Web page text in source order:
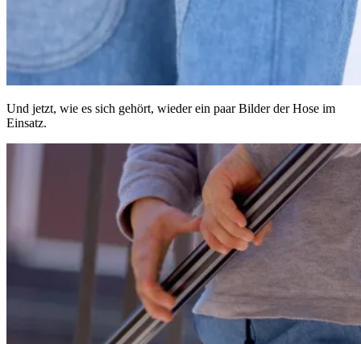
Und jetzt, wie es sich gehört, wieder ein paar Bilder der Hose im
Einsatz.